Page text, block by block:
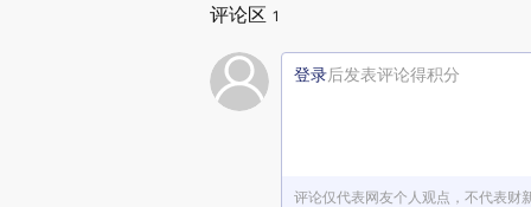
评论区 1
登录后发表评论得积分
评论仅代表网友个人观点，不代表财